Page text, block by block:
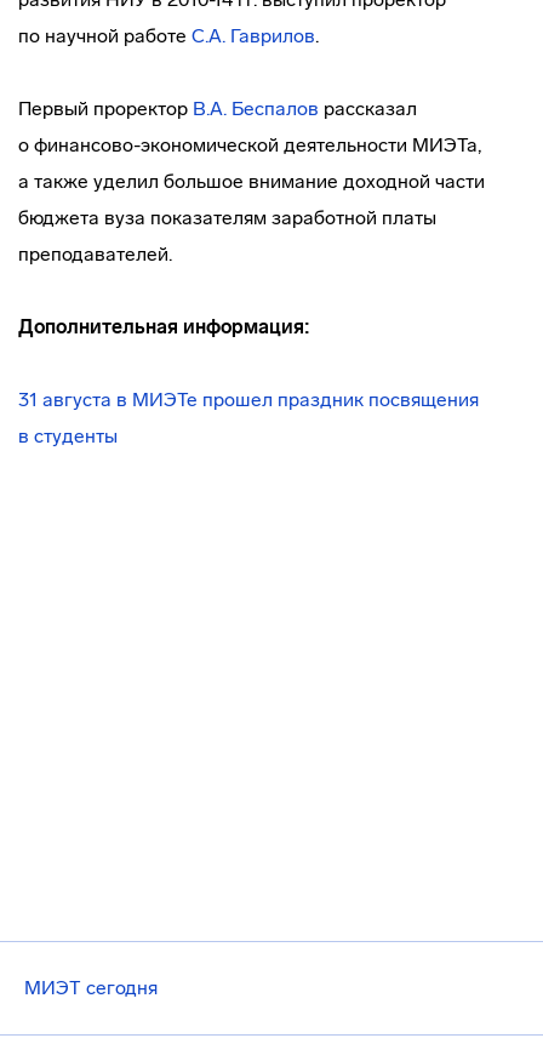
по научной работе С.А. Гаврилов.
Первый проректор В.А. Беспалов рассказал
о финансово-экономической деятельности МИЭТа,
а также уделил большое внимание доходной части
бюджета вуза показателям заработной платы
преподавателей.
Дополнительная информация:
31 августа в МИЭТе прошел праздник посвящения
в студенты
МИЭТ сегодня